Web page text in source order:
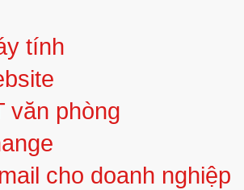
tính
văn phòng
cho doanh nghiệp